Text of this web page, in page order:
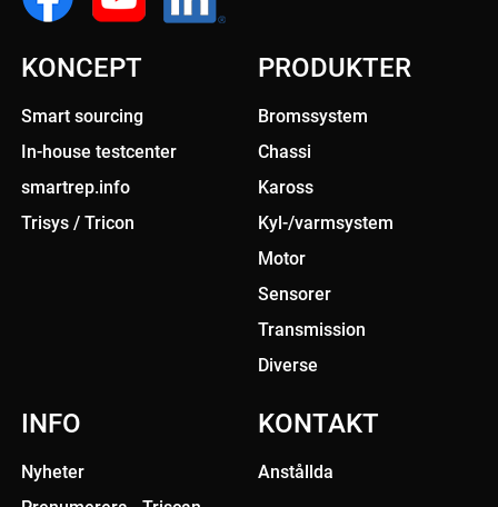
KONCEPT
Smart sourcing
In-house testcenter
smartrep.info
Trisys / Tricon
PRODUKTER
Bromssystem
Chassi
Kaross
Kyl-/varmsystem
Motor
Sensorer
Transmission
Diverse
INFO
Nyheter
KONTAKT
Anstållda